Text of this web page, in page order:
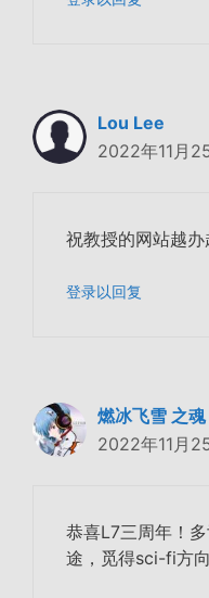
Lou Lee
2022年11月
祝教授的网站越办
登录以回复
燃冰飞雪 之魂
2022年11月
恭喜L7三周年！
途，觅得sci-fi方